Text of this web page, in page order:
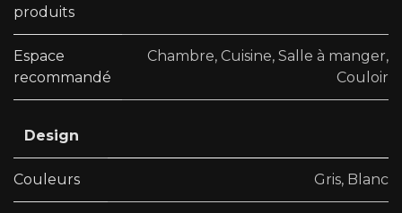
produits
Espace
recommandé
Chambre, Cuisine, Salle à manger,
Couloir
Design
Couleurs Gris, Blanc